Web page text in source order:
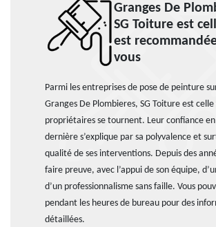
Granges De
SG Toiture est
est
vous
Parmi les entreprises de pose de peinture
Granges De Plombieres, SG Toiture est celle
propriétaires se tournent. Leur confiance
dernière s’explique par sa polyvalence et
qualité de ses interventions. Depuis des
faire preuve, avec l’appui de son équipe,
d’un professionnalisme sans faille. Vous
pendant les heures de bureau pour des
détaillées.